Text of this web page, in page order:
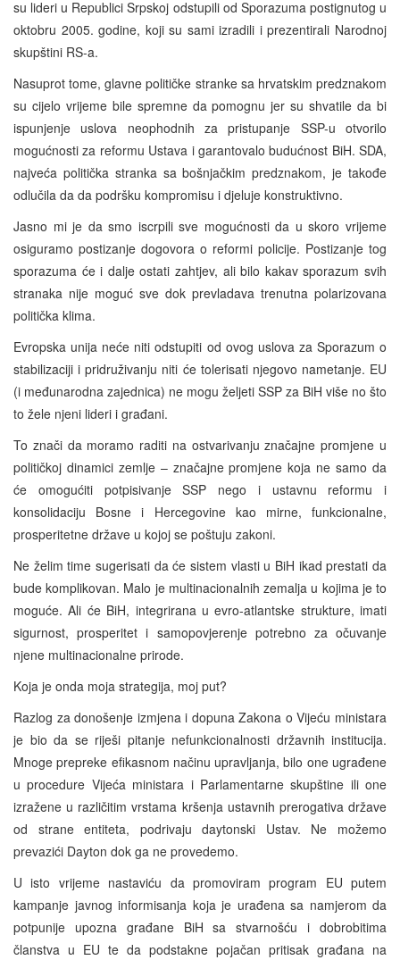
su lideri u Republici Srpskoj odstupili od Sporazuma postignutog u
oktobru 2005. godine, koji su sami izradili i prezentirali Narodnoj
skupštini RS-a.
Nasuprot tome, glavne političke stranke sa hrvatskim predznakom
su cijelo vrijeme bile spremne da pomognu jer su shvatile da bi
ispunjenje uslova neophodnih za pristupanje SSP-u otvorilo
mogućnosti za reformu Ustava i garantovalo budućnost BiH. SDA,
najveća politička stranka sa bošnjačkim predznakom, je takođe
odlučila da da podršku kompromisu i djeluje konstruktivno.
Jasno mi je da smo iscrpili sve mogućnosti da u skoro vrijeme
osiguramo postizanje dogovora o reformi policije. Postizanje tog
sporazuma će i dalje ostati zahtjev, ali bilo kakav sporazum svih
stranaka nije moguć sve dok prevladava trenutna polarizovana
politička klima.
Evropska unija neće niti odstupiti od ovog uslova za Sporazum o
stabilizaciji i pridruživanju niti će tolerisati njegovo nametanje. EU
(i međunarodna zajednica) ne mogu željeti SSP za BiH više no što
to žele njeni lideri i građani.
To znači da moramo raditi na ostvarivanju značajne promjene u
političkoj dinamici zemlje – značajne promjene koja ne samo da
će omogućiti potpisivanje SSP nego i ustavnu reformu i
konsolidaciju Bosne i Hercegovine kao mirne, funkcionalne,
prosperitetne države u kojoj se poštuju zakoni.
Ne želim time sugerisati da će sistem vlasti u BiH ikad prestati da
bude komplikovan. Malo je multinacionalnih zemalja u kojima je to
moguće. Ali će BiH, integrirana u evro-atlantske strukture, imati
sigurnost, prosperitet i samopovjerenje potrebno za očuvanje
njene multinacionalne prirode.
Koja je onda moja strategija, moj put?
Razlog za donošenje izmjena i dopuna Zakona o Vijeću ministara
je bio da se riješi pitanje nefunkcionalnosti državnih institucija.
Mnoge prepreke efikasnom načinu upravljanja, bilo one ugrađene
u procedure Vijeća ministara i Parlamentarne skupštine ili one
izražene u različitim vrstama kršenja ustavnih prerogativa države
od strane entiteta, podrivaju daytonski Ustav. Ne možemo
prevazići Dayton dok ga ne provedemo.
U isto vrijeme nastaviću da promoviram program EU putem
kampanje javnog informisanja koja je urađena sa namjerom da
potpunije upozna građane BiH sa stvarnošću i dobrobitima
članstva u EU te da podstakne pojačan pritisak građana na